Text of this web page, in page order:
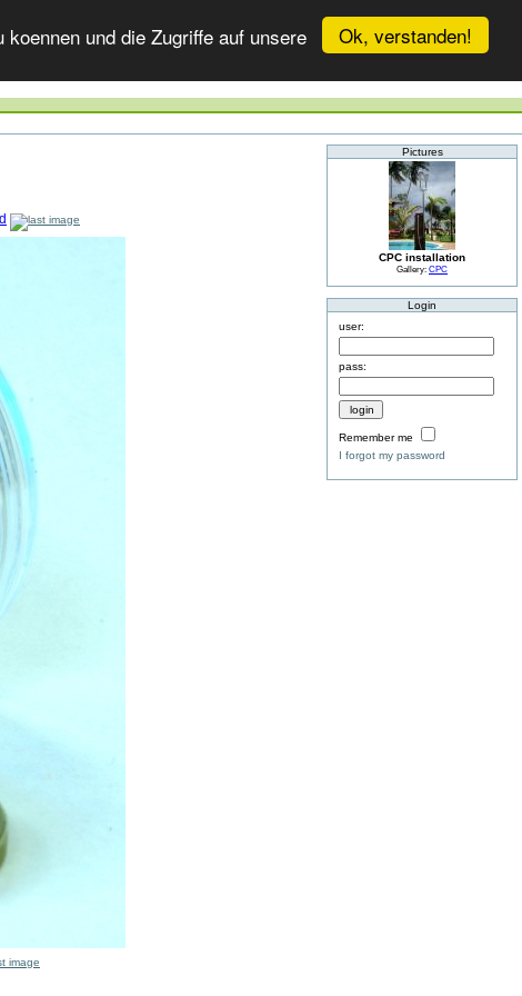
Ok, verstanden!
und die Zugriffe auf unsere
Pictures
CPC installation
Gallery: CPC
Login
user:
pass:
Remember me
I forgot my password